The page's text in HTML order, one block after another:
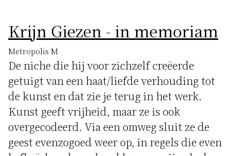
Krijn Giezen - in memoriam
Metropolis M
De niche die hij voor zichzelf creëerde
getuigt van een haat/liefde verhouding tot
de kunst en dat zie je terug in het werk.
Kunst geeft vrijheid, maar ze is ook
overgecodeerd. Via een omweg sluit ze de
geest evenzogoed weer op, in regels die even